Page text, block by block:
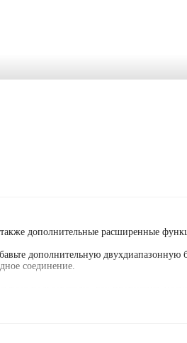
дополнительные расширенные
дополнительную двухдиапазонную
соединение.